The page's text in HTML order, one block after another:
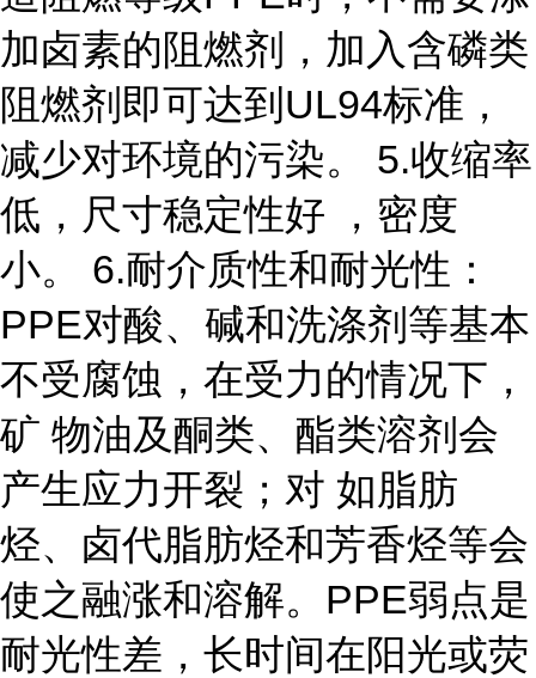
加卤素的阻燃剂，加入含磷类
阻燃剂即可达到UL94标准，
减少对环境的污染。 5.收缩率
低，尺寸稳定性好 ，密度
小。 6.耐介质性和耐光性：
PPE对酸、碱和洗涤剂等基本
不受腐蚀，在受力的情况下，
矿 物油及酮类、酯类溶剂会
产生应力开裂；对 如脂肪
烃、卤代脂肪烃和芳香烃等会
使之融涨和溶解。PPE弱点是
耐光性差，长时间在阳光或荧